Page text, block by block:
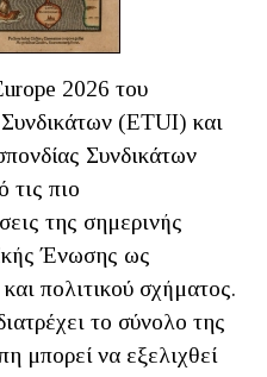
2026 του
(ETUI) και
Συνδικάτων
τις πιο
της σημερινής
Ένωσης ως
πολιτικού σχήματος.
το σύνολο της
μπορεί να εξελιχθεί